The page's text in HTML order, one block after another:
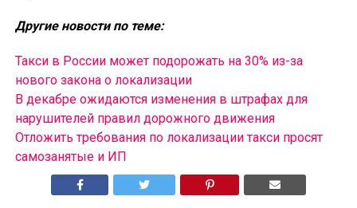
Другие новости по теме:
Такси в России может подорожать на 30% из-за
нового закона о локализации
В декабре ожидаются изменения в штрафах для
нарушителей правил дорожного движения
Отложить требования по локализации такси просят
самозанятые и ИП